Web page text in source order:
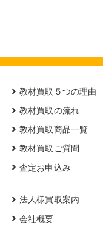
教材買取５つの理由
教材買取の流れ
教材買取商品一覧
教材買取ご質問
査定お申込み
法人様買取案内
会社概要